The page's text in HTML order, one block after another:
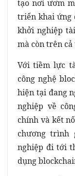
tạo nơi ươm
triển khai ứng
khởi nghiệp
mà còn trên
Với tiềm lực
công nghệ
hiện tại đang
nghiệp về
chính và kết
chương trình
nghiệp đi tới
dụng